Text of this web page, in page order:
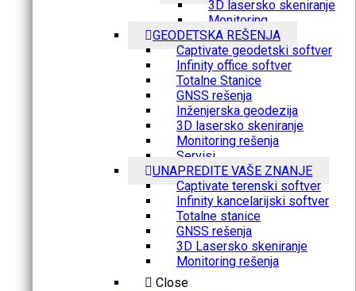
3D lasersko skeniranje
Monitoring
GEODETSKA REŠENJA
Captivate geodetski softver
Infinity office softver
Totalne Stanice
GNSS rešenja
Inženjerska geodezija
3D lasersko skeniranje
Monitoring rešenja
Servisi
UNAPREDITE VAŠE ZNANJE
Captivate terenski softver
Infinity kancelarijski softver
Totalne stanice
GNSS rešenja
3D Lasersko skeniranje
Monitoring rešenja
Close